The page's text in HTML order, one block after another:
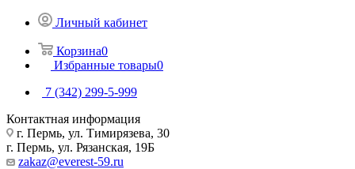
Личный кабинет
Корзина0
Избранные товары0
7 (342) 299-5-999
Контактная информация
г. Пермь, ул. Тимирязева, 30
г. Пермь, ул. Рязанская, 19Б
zakaz@everest-59.ru